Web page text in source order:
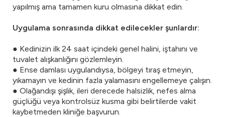
yapılmış ama tamamen kuru olmasına dikkat edin.
Uygulama sonrasında dikkat edilecekler şunlardır:
● Kedinizin ilk 24 saat içindeki genel halini, iştahını ve
tuvalet alışkanlığını gözlemleyin.
● Ense damlası uygulandıysa, bölgeyi tıraş etmeyin,
yıkamayın ve kedinin fazla yalamasını engellemeye çalışın.
● Olağandışı şişlik, ileri derecede halsizlik, nefes alma
güçlüğü veya kontrolsüz kusma gibi belirtilerde vakit
kaybetmeden kliniğe başvurun.